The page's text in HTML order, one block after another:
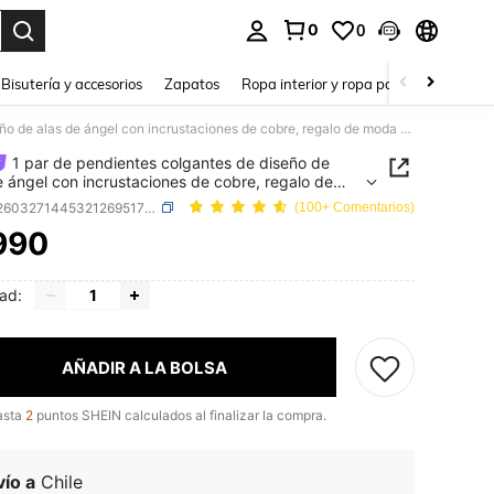
0 0
Bisutería y accesorios Zapatos Ropa interior y ropa para dormir
1 par de pendientes colgantes de diseño de alas de ángel con incrustaciones de cobre, regalo de moda para damas
1 par de pendientes colgantes de diseño de
ángel con incrustaciones de cobre, regalo de
damas
SKU: sj260327144532126951733 (100+ Comentarios)
AND AVAILABILITY
AÑADIR A LA BOLSA
2 puntos SHEIN calculados al finalizar la compra.
a Chile